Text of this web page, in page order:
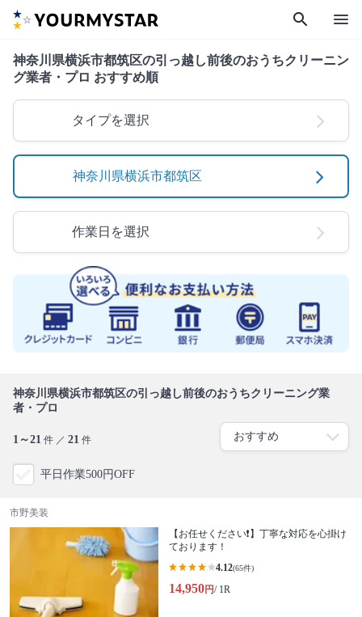
search menu
神奈川県横浜市都筑区の引っ越し前後のおうちクリーニン
グ業者・プロ おすすめ順
タイプを選択
神奈川県横浜市都筑区
作業日を選択
神奈川県横浜市都筑区の引っ越し前後のおうちクリーニング業
者・プロ
1～21 件 ／ 21 件
平日作業500円OFF
市野美装
【お任せください❗️】丁寧な対応を心掛け
ております！
4.12(65件)
14,950円/ 1R